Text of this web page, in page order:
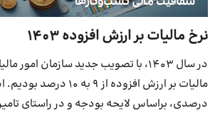
نرخ مالیات بر ارزش افزوده 1403
در سال ۱۴۰۳، با تصویب جدید سازمان
مالیات بر ارزش افزوده از
درصدی، براساس لایحه بودجه و در راستای